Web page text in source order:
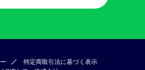
特定商取引法に基づく表示